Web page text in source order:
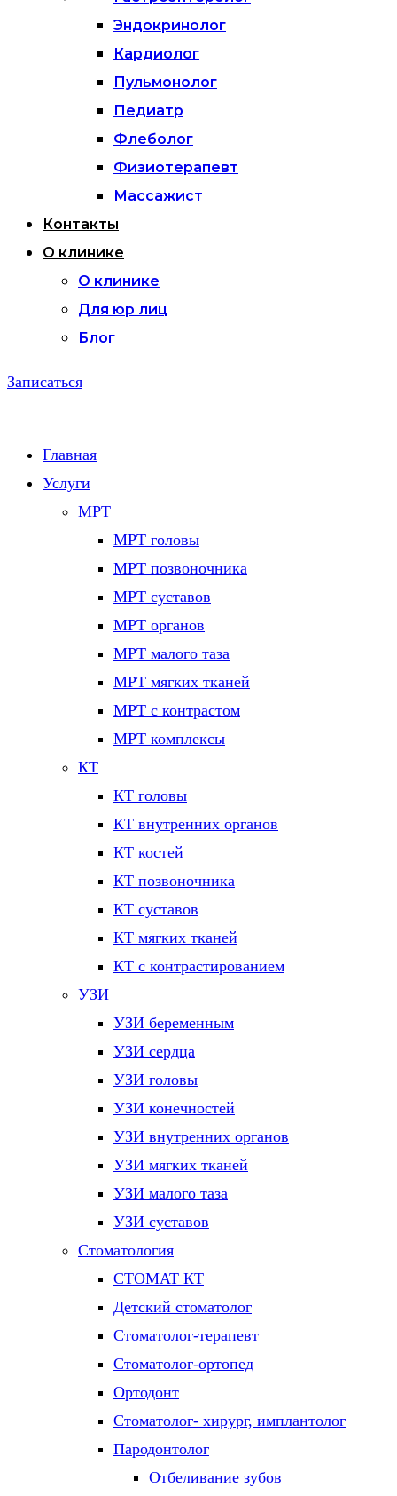
Эндокринолог
Кардиолог
Пульмонолог
Педиатр
Флеболог
Физиотерапевт
Массажист
Контакты
О клинике
О клинике
Для юр лиц
Блог
Записаться
Главная
Услуги
МРТ
МРТ головы
МРТ позвоночника
МРТ суставов
МРТ органов
МРТ малого таза
МРТ мягких тканей
МРТ с контрастом
МРТ комплексы
КТ
КТ головы
КТ внутренних органов
КТ костей
КТ позвоночника
КТ суставов
КТ мягких тканей
КТ с контрастированием
УЗИ
УЗИ беременным
УЗИ сердца
УЗИ головы
УЗИ конечностей
УЗИ внутренних органов
УЗИ мягких тканей
УЗИ малого таза
УЗИ суставов
Стоматология
СТОМАТ КТ
Детский стоматолог
Стоматолог-терапевт
Стоматолог-ортопед
Ортодонт
Стоматолог- хирург, имплантолог
Пародонтолог
Отбеливание зубов